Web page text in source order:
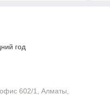
год
602/1, Алматы,